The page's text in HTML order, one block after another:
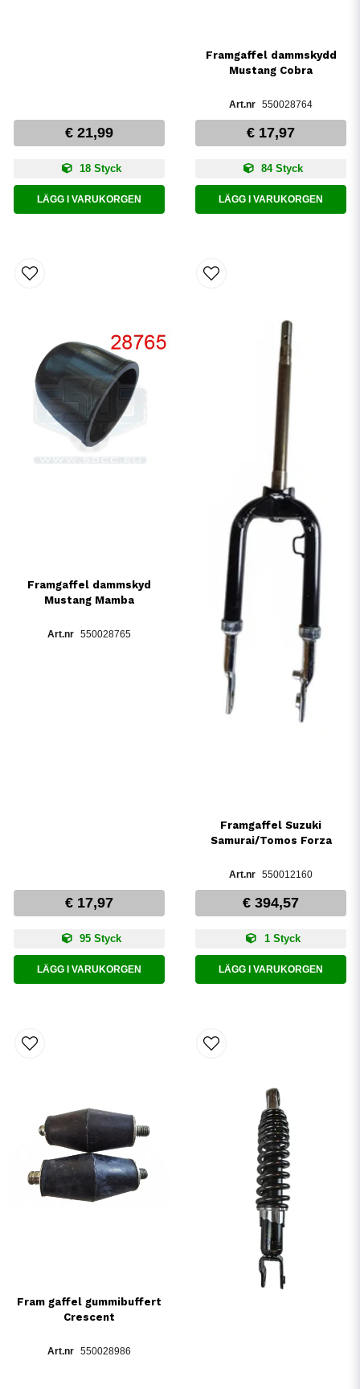
€ 21,99
18 Styck
LÄGG I VARUKORGEN
Framgaffel dammskydd
Mustang Cobra
550028764
€ 17,97
84 Styck
LÄGG I VARUKORGEN
Framgaffel dammskyd
Mustang Mamba
550028765
€ 17,97
95 Styck
LÄGG I VARUKORGEN
Framgaffel Suzuki
Samurai/Tomos Forza
550012160
€ 394,57
1 Styck
LÄGG I VARUKORGEN
Fram gaffel gummibuffert
Crescent
550028986